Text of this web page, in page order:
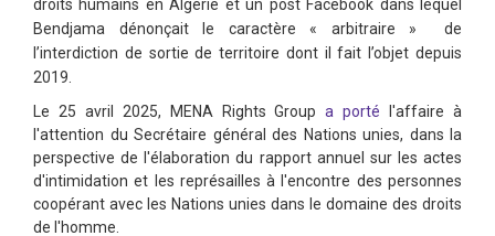
droits humains en Algérie et un post Facebook dans lequel
Bendjama dénonçait le caractère « arbitraire » de
l’interdiction de sortie de territoire dont il fait l’objet depuis
2019.
Le 25 avril 2025, MENA Rights Groupa porté l'affaire à
l'attention du Secrétaire général des Nations unies, dans la
perspective de l'élaboration du rapport annuel sur les actes
d'intimidation et les représailles à l'encontre des personnes
coopérant avec les Nations unies dans le domaine des droits
de l'homme.